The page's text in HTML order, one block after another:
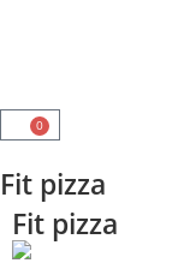
0
Fit pizza
Fit pizza